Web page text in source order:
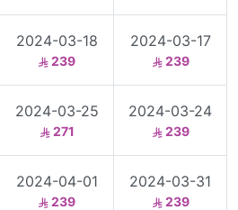
2024-03-17
239
2024-03-18
239
2024-03-24
239
2024-03-25
271
2024-03-31
239
2024-04-01
239